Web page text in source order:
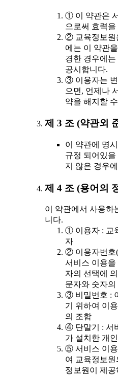
① 이 약관은
으로써 효력
② 교육정보원
에는 이 약관
경한 경우에
공시합니다.
③ 이용자는
으면, 언제나
약을 해지할
제 3 조 (약관외
이 약관에 명
규정 되어있
지 않은 경우
제 4 조 (용어의
이 약관에서 사용하
니다.
① 이용자 : 교
자
② 이용자번호
서비스 이용
자의 선택에
문자와 숫자의
③ 비밀번호 :
기 위하여 이
의 조합
④ 단말기 : 서
가 설치한 개
⑤ 서비스 이용
여 교육정보
정보원이 제